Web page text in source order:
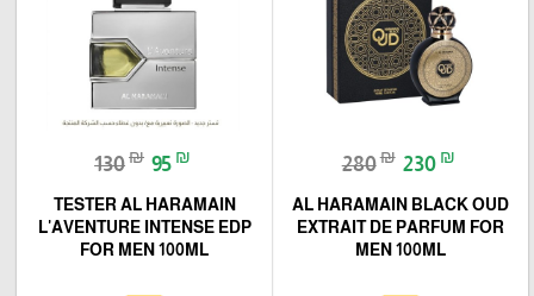
280₪ 230 ₪
AL HARAMAIN BLACK OUD
EXTRAIT DE PARFUM FOR
MEN 100ML
130₪ 95 ₪
TESTER AL HARAMAIN
L'AVENTURE INTENSE EDP
FOR MEN 100ML